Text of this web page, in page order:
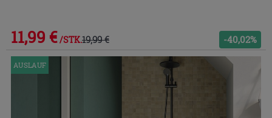
11,99 € /STK.19,99 € -40,02%
AUSLAUF